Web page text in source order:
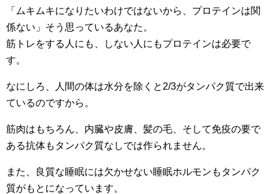
「ムキムキになりたいわけではないから、プロテインは関
係ない」そう思っているあなた。
筋トレをする人にも、しない人にもプロテインは必要で
す。
なにしろ、人間の体は水分を除くと2/3がタンパク質で出来
ているのですから。
筋肉はもちろん、内臓や皮膚、髪の毛、そして免疫の要で
ある抗体もタンパク質なしでは作られません。
また、良質な睡眠には欠かせない睡眠ホルモンもタンパク
質がもとになっています。